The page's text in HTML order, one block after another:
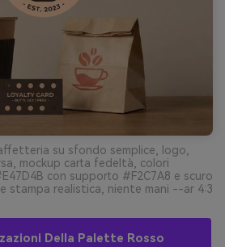
su sfondo semplice, logo,
mockup carta fedeltà, colori
con supporto #F2C7A8 e scuro
stampa realistica, niente mani --ar 4:3
Della Palette Rosso